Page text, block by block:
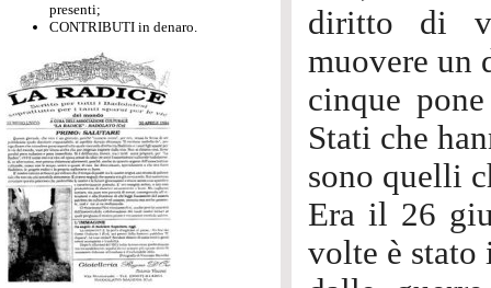
presenti;
CONTRIBUTI in denaro.
diritto di
muovere un
cinque
Stati che
sono quelli
Era il 26
volte è stato